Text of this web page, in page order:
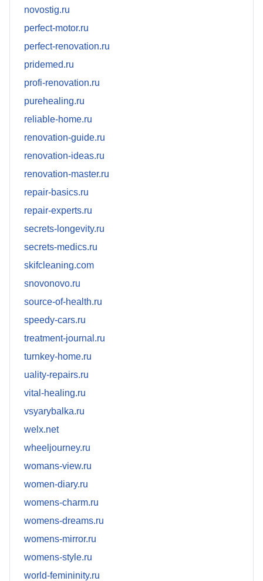
novostig.ru
perfect-motor.ru
perfect-renovation.ru
pridemed.ru
profi-renovation.ru
purehealing.ru
reliable-home.ru
renovation-guide.ru
renovation-ideas.ru
renovation-master.ru
repair-basics.ru
repair-experts.ru
secrets-longevity.ru
secrets-medics.ru
skifcleaning.com
snovonovo.ru
source-of-health.ru
speedy-cars.ru
treatment-journal.ru
turnkey-home.ru
uality-repairs.ru
vital-healing.ru
vsyarybalka.ru
welx.net
wheeljourney.ru
womans-view.ru
women-diary.ru
womens-charm.ru
womens-dreams.ru
womens-mirror.ru
womens-style.ru
world-femininity.ru